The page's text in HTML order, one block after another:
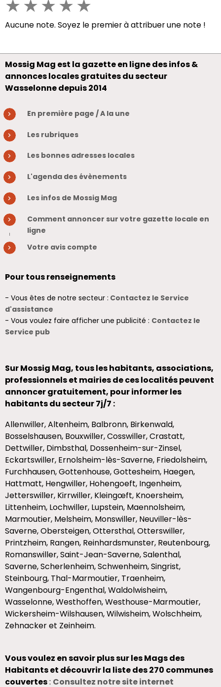
★★★★★
Aucune note. Soyez le premier à attribuer une note !
Mossig Mag est la gazette en ligne des infos &
annonces locales gratuites du secteur
Wasselonne depuis 2014
En première page / A la une
Les rubriques
Les bonnes adresses locales
L'agenda des évènements
Les infos de Mossig Mag
Comment annoncer sur votre gazette locale en
ligne
Votre avis compte
Pour tous renseignements
- Vous êtes de notre secteur : Contactez le Service
d'assistance
- Vous voulez faire afficher une publicité : Contactez le
Service pub
Sur Mossig Mag, tous les habitants, associations,
professionnels et mairies de ces localités peuvent
annoncer gratuitement, pour informer les
habitants du secteur 7j/7 :
Allenwiller, Altenheim, Balbronn, Birkenwald,
Bosselshausen, Bouxwiller, Cosswiller, Crastatt,
Dettwiller, Dimbsthal, Dossenheim-sur-Zinsel,
Eckartswiller, Ernolsheim-lès-Saverne, Friedolsheim,
Furchhausen, Gottenhouse, Gottesheim, Haegen,
Hattmatt, Hengwiller, Hohengoeft, Ingenheim,
Jetterswiller, Kirrwiller, Kleingœft, Knoersheim,
Littenheim, Lochwiller, Lupstein, Maennolsheim,
Marmoutier, Melsheim, Monswiller, Neuviller-lès-
Saverne, Obersteigen, Ottersthal, Otterswiller,
Printzheim, Rangen, Reinhardsmunster, Reutenbourg,
Romanswiller, Saint-Jean-Saverne, Salenthal,
Saverne, Scherlenheim, Schwenheim, Singrist,
Steinbourg, Thal-Marmoutier, Traenheim,
Wangenbourg-Engenthal, Waldolwisheim,
Wasselonne, Westhoffen, Westhouse-Marmoutier,
Wickersheim-Wilshausen, Wilwisheim, Wolschheim,
Zehnacker et Zeinheim.
Vous voulez en savoir plus sur les Mags des
Habitants et découvrir la liste des 270 communes
couvertes: Consultez notre site internet